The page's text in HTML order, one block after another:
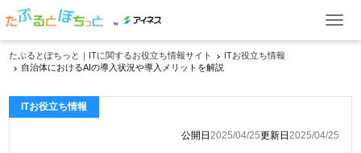
by
ITお役立ち情報
イベント・セミナー
たぷるとぽちっと｜ITに関するお役立ち情報サイト
ITお役立ち情報
自治体におけるAIの導入状況や導入メリットを解説
ITお役立ち情報
公開日 2025/04/25更新日 2025/04/25